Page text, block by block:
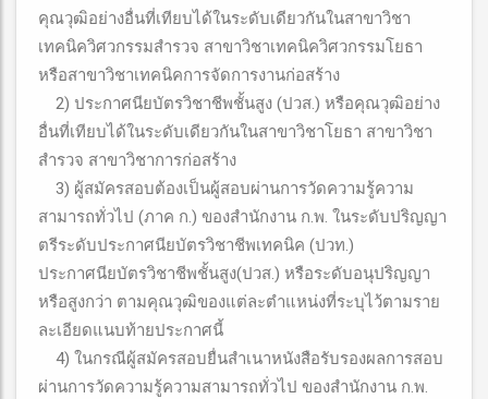
คุณวุฒิอย่างอื่นที่เทียบได้ในระดับเดียวกันในสาขาวิชา
เทคนิควิศวกรรมสำรวจ สาขาวิชาเทคนิควิศวกรรมโยธา
หรือสาขาวิชาเทคนิคการจัดการงานก่อสร้าง
2) ประกาศนียบัตรวิชาชีพชั้นสูง (ปวส.) หรือคุณวุฒิอย่าง
อื่นที่เทียบได้ในระดับเดียวกันในสาขาวิชาโยธา สาขาวิชา
สำรวจ สาขาวิชาการก่อสร้าง
3) ผู้สมัครสอบต้องเป็นผู้สอบผ่านการวัดความรู้ความ
สามารถทั่วไป (ภาค ก.) ของสำนักงาน ก.พ. ในระดับปริญญา
ตรีระดับประกาศนียบัตรวิชาชีพเทคนิค (ปวท.)
ประกาศนียบัตรวิชาชีพชั้นสูง(ปวส.) หรือระดับอนุปริญญา
หรือสูงกว่า ตามคุณวุฒิของแต่ละตำแหน่งที่ระบุไว้ตามราย
ละเอียดแนบท้ายประกาศนี้
4) ในกรณีผู้สมัครสอบยื่นสำเนาหนังสือรับรองผลการสอบ
ผ่านการวัดความรู้ความสามารถทั่วไป ของสำนักงาน ก.พ.